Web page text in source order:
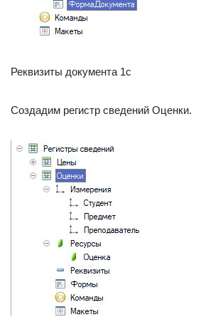
Реквизиты документа 1с
Создадим регистр сведений Оценки.